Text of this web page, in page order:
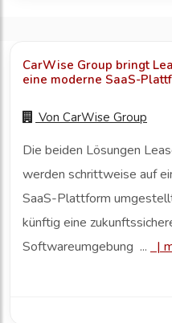
CarWise Group bringt
eine moderne SaaS-
Von CarWise Group
Die beiden Lösungen
werden schrittweise auf
SaaS-Plattform
künftig eine
Softwareumgebung ...
|